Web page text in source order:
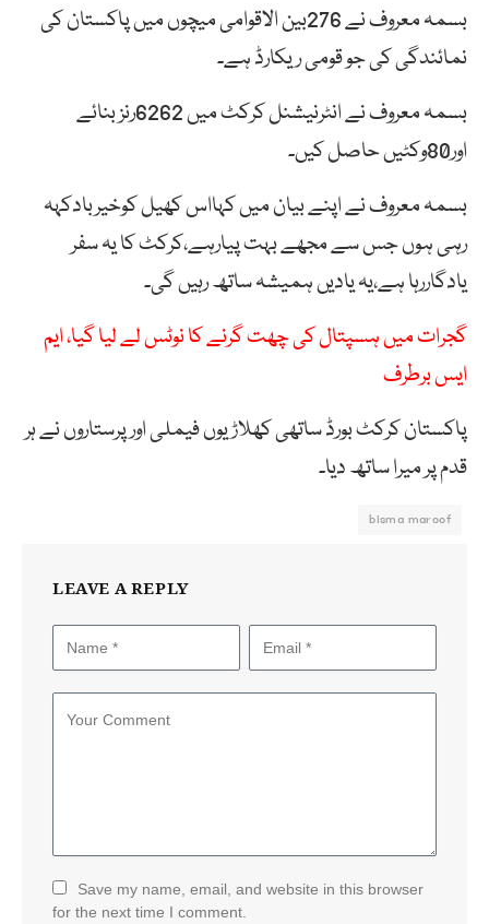
بسمہ معروف نے 276بین الاقوامی میچوں میں پاکستان کی
نمائندگی کی جو قومی ریکارڈ ہے۔
بسمہ معروف نے انٹرنیشنل کرکٹ میں 6262رنز بنائے
اور80وکٹیں حاصل کیں۔
بسمہ معروف نے اپنے بیان میں کہااس کھیل کوخیربادکہہ
رہی ہوں جس سے مجھے بہت پیارہے،کرکٹ کا یہ سفر
یادگاررہا ہے،یہ یادیں ہمیشہ ساتھ رہیں گی۔
گجرات میں ہسپتال کی چھت گرنے کا نوٹس لے لیا گیا، ایم
ایس برطرف
پاکستان کرکٹ بورڈ ساتھی کھلاڑیوں فیملی اور پرستاروں نے ہر
قدم پر میرا ساتھ دیا۔
bisma maroof
LEAVE A REPLY
Save my name, email, and website in this browser
for the next time I comment.